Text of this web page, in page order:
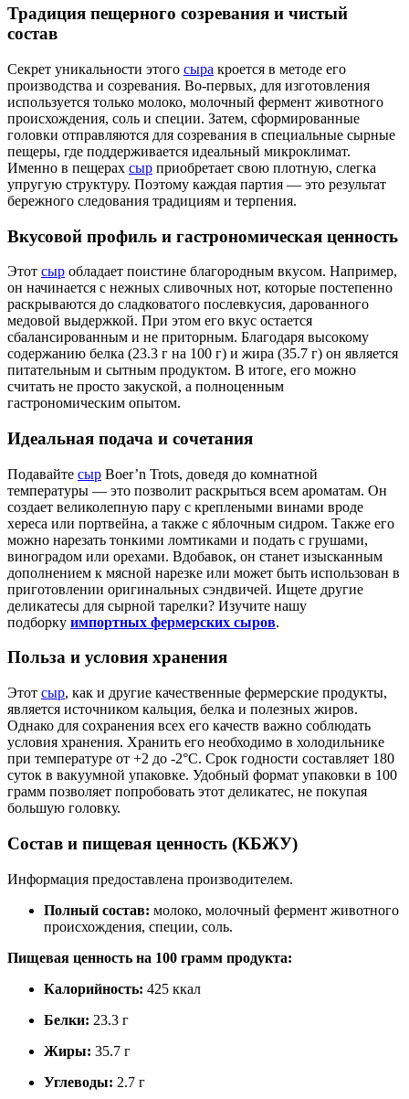
Традиция пещерного созревания и чистый
состав
Секрет уникальности этого сыра кроется в методе его
производства и созревания. Во-первых, для изготовления
используется только молоко, молочный фермент животного
происхождения, соль и специи. Затем, сформированные
головки отправляются для созревания в специальные сырные
пещеры, где поддерживается идеальный микроклимат.
Именно в пещерах сыр приобретает свою плотную, слегка
упругую структуру. Поэтому каждая партия — это результат
бережного следования традициям и терпения.
Вкусовой профиль и гастрономическая ценность
Этот сыр обладает поистине благородным вкусом. Например,
он начинается с нежных сливочных нот, которые постепенно
раскрываются до сладковатого послевкусия, дарованного
медовой выдержкой. При этом его вкус остается
сбалансированным и не приторным. Благодаря высокому
содержанию белка (23.3 г на 100 г) и жира (35.7 г) он является
питательным и сытным продуктом. В итоге, его можно
считать не просто закуской, а полноценным
гастрономическим опытом.
Идеальная подача и сочетания
Подавайте сыр Boer’n Trots, доведя до комнатной
температуры — это позволит раскрыться всем ароматам. Он
создает великолепную пару с креплеными винами вроде
хереса или портвейна, а также с яблочным сидром. Также его
можно нарезать тонкими ломтиками и подать с грушами,
виноградом или орехами. Вдобавок, он станет изысканным
дополнением к мясной нарезке или может быть использован в
приготовлении оригинальных сэндвичей. Ищете другие
деликатесы для сырной тарелки? Изучите нашу
подборку импортных фермерских сыров.
Польза и условия хранения
Этот сыр, как и другие качественные фермерские продукты,
является источником кальция, белка и полезных жиров.
Однако для сохранения всех его качеств важно соблюдать
условия хранения. Хранить его необходимо в холодильнике
при температуре от +2 до -2°C. Срок годности составляет 180
суток в вакуумной упаковке. Удобный формат упаковки в 100
грамм позволяет попробовать этот деликатес, не покупая
большую головку.
Состав и пищевая ценность (КБЖУ)
Информация предоставлена производителем.
Полный состав: молоко, молочный фермент животного
происхождения, специи, соль.
Пищевая ценность на 100 грамм продукта:
Калорийность: 425 ккал
Белки: 23.3 г
Жиры: 35.7 г
Углеводы: 2.7 г